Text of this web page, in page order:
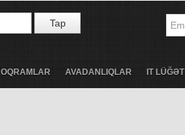
Tap
AVADANLIQLAR IT LÜĞƏT